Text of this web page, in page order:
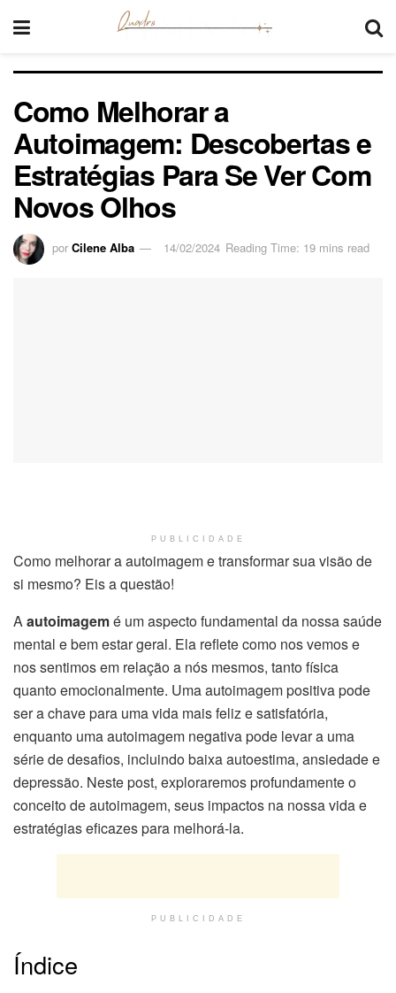
Como Melhorar a
Autoimagem: Descobertas e
Estratégias Para Se Ver Com
Novos Olhos
por Cilene Alba 14/02/2024 Reading Time: 19 mins read
PUBLICIDADE
Como melhorar a autoimagem e transformar sua visão de
si mesmo? Eis a questão!
Aautoimagemé um aspecto fundamental da nossa saúde
mental e bem estar geral. Ela reflete como nos vemos e
nos sentimos em relação a nós mesmos, tanto física
quanto emocionalmente. Uma autoimagem positiva pode
ser a chave para uma vida mais feliz e satisfatória,
enquanto uma autoimagem negativa pode levar a uma
série de desafios, incluindo baixa autoestima, ansiedade e
depressão. Neste post, exploraremos profundamente o
conceito de autoimagem, seus impactos na nossa vida e
estratégias eficazes para melhorá-la.
PUBLICIDADE
Índice